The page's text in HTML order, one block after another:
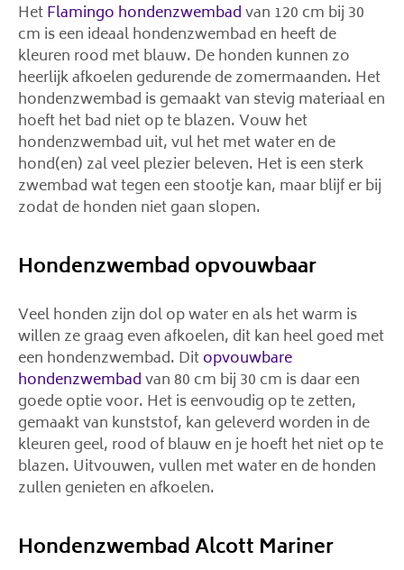
HetFlamingo hondenzwembadvan 120 cm bij 30
cm is een ideaal hondenzwembad en heeft de
kleuren rood met blauw. De honden kunnen zo
heerlijk afkoelen gedurende de zomermaanden. Het
hondenzwembad is gemaakt van stevig materiaal en
hoeft het bad niet op te blazen. Vouw het
hondenzwembad uit, vul het met water en de
hond(en) zal veel plezier beleven. Het is een sterk
zwembad wat tegen een stootje kan, maar blijf er bij
zodat de honden niet gaan slopen.
Hondenzwembad opvouwbaar
Veel honden zijn dol op water en als het warm is
willen ze graag even afkoelen, dit kan heel goed met
een hondenzwembad. Ditopvouwbare
hondenzwembadvan 80 cm bij 30 cm is daar een
goede optie voor. Het is eenvoudig op te zetten,
gemaakt van kunststof, kan geleverd worden in de
kleuren geel, rood of blauw en je hoeft het niet op te
blazen. Uitvouwen, vullen met water en de honden
zullen genieten en afkoelen.
Hondenzwembad Alcott Mariner